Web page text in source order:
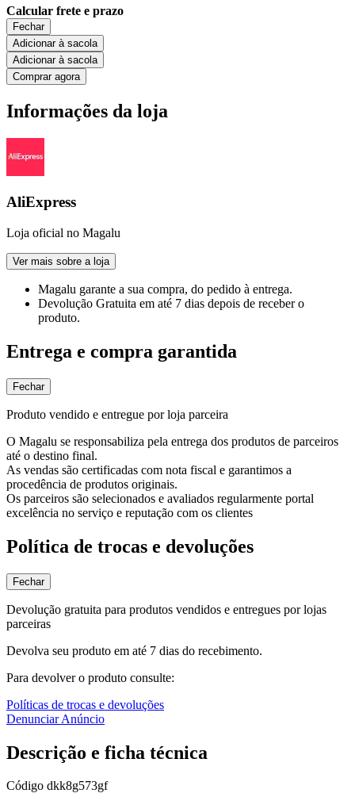
Calcular frete e prazo
Fechar
Adicionar à sacola
Adicionar à sacola
Comprar agora
Informações da loja
AliExpress
Loja oficial no Magalu
Ver mais sobre a loja
Magalu garante a sua compra, do pedido à entrega.
Devolução Gratuita em até 7 dias depois de receber o
produto.
Entrega e compra garantida
Fechar
Produto vendido e entregue por loja parceira
O Magalu se responsabiliza pela entrega dos produtos de parceiros
até o destino final.
As vendas são certificadas com nota fiscal e garantimos a
procedência de produtos originais.
Os parceiros são selecionados e avaliados regularmente portal
excelência no serviço e reputação com os clientes
Política de trocas e devoluções
Fechar
Devolução gratuita para produtos vendidos e entregues por lojas
parceiras
Devolva seu produto em até 7 dias do recebimento.
Para devolver o produto consulte:
Políticas de trocas e devoluções
Denunciar Anúncio
Descrição e ficha técnica
Código dkk8g573gf